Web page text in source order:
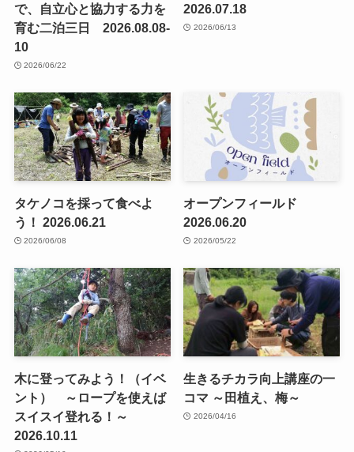
で、自立心と協力する力を
育む二泊三日 2026.08.08-
10
2026/06/22
2026.07.18
2026/06/13
タケノコを採って食べよ
う！ 2026.06.21
2026/06/08
オープンフィールド
2026.06.20
2026/05/22
木に登ってみよう！（イベ
ント） ～ロープを使えば
スイスイ登れる！～
2026.10.11
生きるチカラ向上講座の一
コマ ～田植え、梅～
2026/04/16